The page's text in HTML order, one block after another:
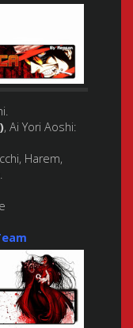
, Ai Yori Aoshi:
Harem,